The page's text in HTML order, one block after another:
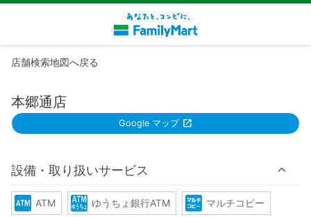
店舗検索地図へ戻る
本郷通店
Google マップ
設備・取り扱いサービス
ATM ゆうちょ銀行ATM マルチコピー